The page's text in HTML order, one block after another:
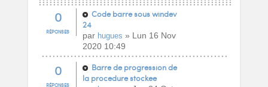
0
RÉPONSES
Code barre sous windev
24
par hugues » Lun 16 Nov
2020 10:49
0
RÉPONSES
Barre de progression de
la procedure stockee